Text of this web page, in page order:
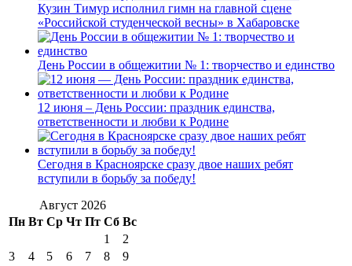
Кузин Тимур исполнил гимн на главной сцене
«Российской студенческой весны» в Хабаровске
День России в общежитии № 1: творчество и единство
12 июня – День России: праздник единства,
ответственности и любви к Родине
Сегодня в Красноярске сразу двое наших ребят
вступили в борьбу за победу!
Август 2026
Пн Вт Ср Чт Пт Сб Вс
1
2
3
4 5 6 7 8
9